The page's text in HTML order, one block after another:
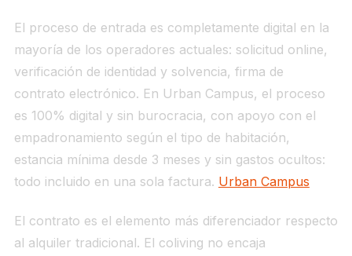
El proceso de entrada es completamente digital en la
mayoría de los operadores actuales: solicitud online,
verificación de identidad y solvencia, firma de
contrato electrónico. En Urban Campus, el proceso
es 100% digital y sin burocracia, con apoyo con el
empadronamiento según el tipo de habitación,
estancia mínima desde 3 meses y sin gastos ocultos:
todo incluido en una sola factura. Urban Campus
El contrato es el elemento más diferenciador respecto
al alquiler tradicional. El coliving no encaja